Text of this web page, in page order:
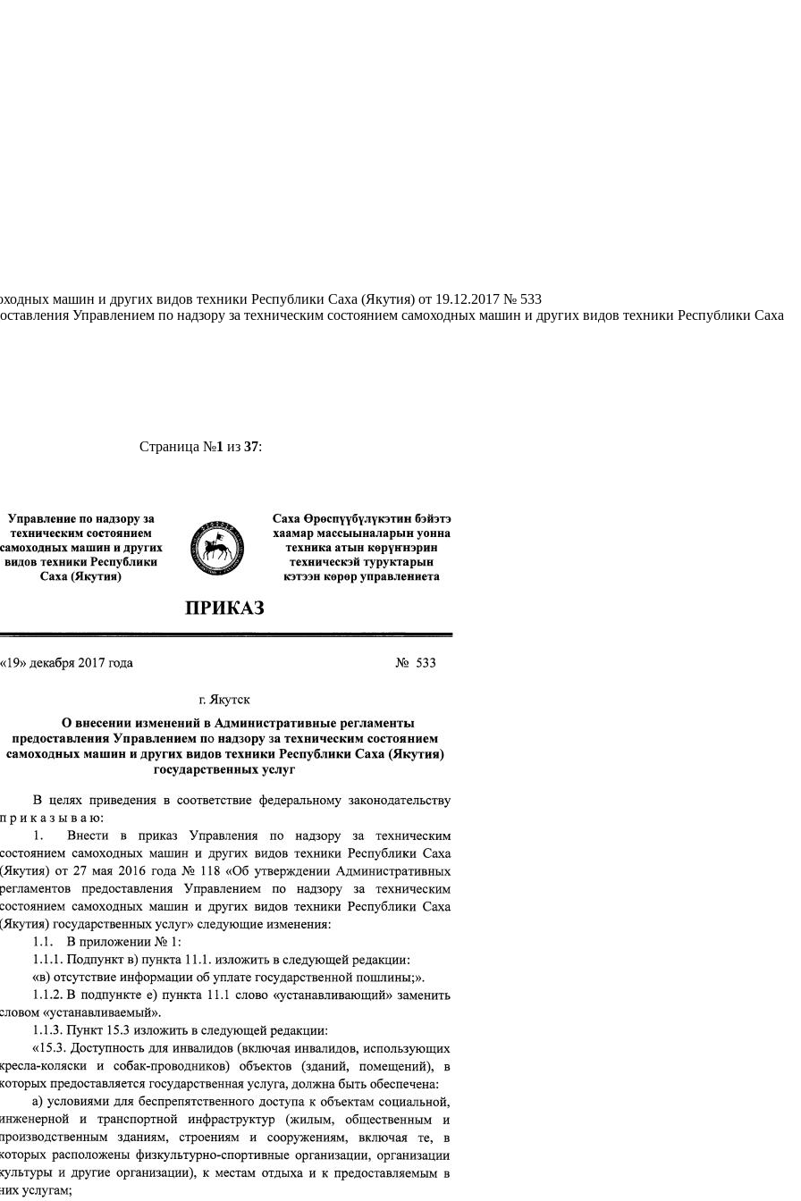
машин и других видов техники Республики Саха (Якутия) от 19.12.2017 № 533
Управлением по надзору за техническим состоянием самоходных машин и других видов техники Республики Саха
Страница №1 из 37: